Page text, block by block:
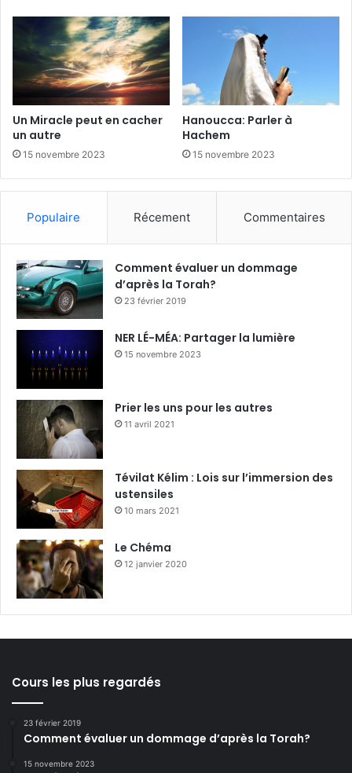
Un Miracle peut en cacher
un autre
15 novembre 2023
Hanoucca: Parler à
Hachem
15 novembre 2023
Populaire Récement Commentaires
Comment évaluer un dommage
d’après la Torah?
23 février 2019
NER LÉ-MÉA: Partager la lumière
15 novembre 2023
Prier les uns pour les autres
11 avril 2021
Tévilat Kélim : Lois sur l’immersion des
ustensiles
10 mars 2021
Le Chéma
12 janvier 2020
Cours les plus regardés
23 février 2019
Comment évaluer un dommage d’après la Torah?
15 novembre 2023